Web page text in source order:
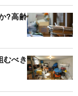
?高齢
むべき